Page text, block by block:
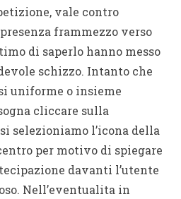
vale contro
frammezzo verso
di saperlo hanno messo
schizzo. Intanto che
uniforme o insieme
cliccare sulla
selezioniamo l’icona della
per motivo di spiegare
davanti l’utente
Nell’eventualita in